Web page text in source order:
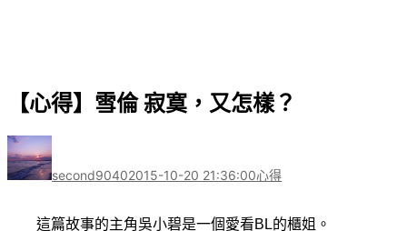
【心得】雪倫 寂寞，又怎樣？
這篇故事的主角吳小碧是一個愛看BL的櫃姐。
作
者
second9040日
2015-10-20 21:36:00心得